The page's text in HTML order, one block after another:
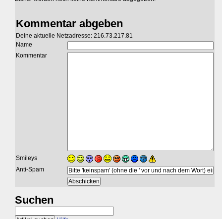
Kommentar abgeben
Deine aktuelle Netzadresse: 216.73.217.81
Name
Kommentar
Smileys
Anti-Spam
Suchen